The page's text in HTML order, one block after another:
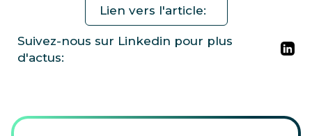
Lien vers l'article:
Suivez-nous sur Linkedin pour plus
d'actus: